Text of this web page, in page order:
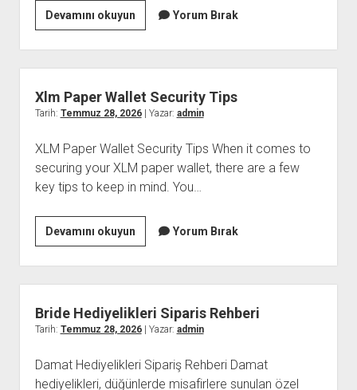
Devamını okuyunMimari
Gorsellestirme
İle
Gercekcilik
Nasil
Artirilir
Yorum Bırak
Xlm Paper Wallet Security Tips
Tarih: Temmuz 28, 2026| Yazar: admin
XLM Paper Wallet Security Tips When it comes to
securing your XLM paper wallet, there are a few
key tips to keep in mind. You…
Devamını okuyunXlm
Paper
Wallet
Security
Tips
Yorum Bırak
Bride Hediyelikleri Siparis Rehberi
Tarih: Temmuz 28, 2026| Yazar: admin
Damat Hediyelikleri Sipariş Rehberi Damat
hediyelikleri, düğünlerde misafirlere sunulan özel